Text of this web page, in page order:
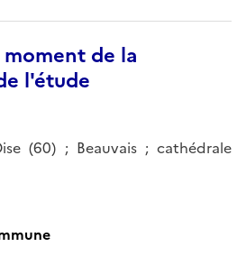
de la
l'étude
(60) ; Beauvais ; cathédrale